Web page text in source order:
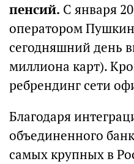
пенсий. С января
оператором
сегодняшний день
миллиона карт).
ребрендинг сети
Благодаря
объединенного
самых крупных в